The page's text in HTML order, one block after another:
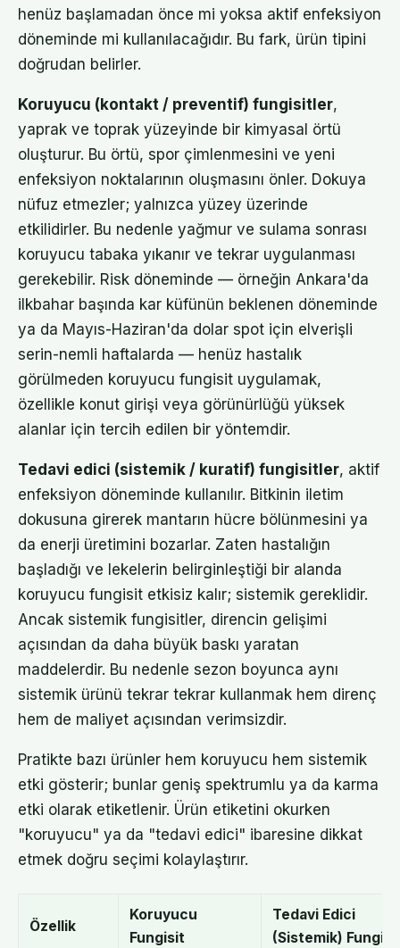
henüz başlamadan önce mi yoksa aktif enfeksiyon
döneminde mi kullanılacağıdır. Bu fark, ürün tipini
doğrudan belirler.
Koruyucu (kontakt / preventif) fungisitler,
yaprak ve toprak yüzeyinde bir kimyasal örtü
oluşturur. Bu örtü, spor çimlenmesini ve yeni
enfeksiyon noktalarının oluşmasını önler. Dokuya
nüfuz etmezler; yalnızca yüzey üzerinde
etkilidirler. Bu nedenle yağmur ve sulama sonrası
koruyucu tabaka yıkanır ve tekrar uygulanması
gerekebilir. Risk döneminde — örneğin Ankara'da
ilkbahar başında kar küfünün beklenen döneminde
ya da Mayıs-Haziran'da dolar spot için elverişli
serin-nemli haftalarda — henüz hastalık
görülmeden koruyucu fungisit uygulamak,
özellikle konut girişi veya görünürlüğü yüksek
alanlar için tercih edilen bir yöntemdir.
Tedavi edici (sistemik / kuratif) fungisitler, aktif
enfeksiyon döneminde kullanılır. Bitkinin iletim
dokusuna girerek mantarın hücre bölünmesini ya
da enerji üretimini bozarlar. Zaten hastalığın
başladığı ve lekelerin belirginleştiği bir alanda
koruyucu fungisit etkisiz kalır; sistemik gereklidir.
Ancak sistemik fungisitler, direncin gelişimi
açısından da daha büyük baskı yaratan
maddelerdir. Bu nedenle sezon boyunca aynı
sistemik ürünü tekrar tekrar kullanmak hem direnç
hem de maliyet açısından verimsizdir.
Pratikte bazı ürünler hem koruyucu hem sistemik
etki gösterir; bunlar geniş spektrumlu ya da karma
etki olarak etiketlenir. Ürün etiketini okurken
"koruyucu" ya da "tedavi edici" ibaresine dikkat
etmek doğru seçimi kolaylaştırır.
Özellik
Koruyucu
Fungisit
Tedavi Edici
(Sistemik)